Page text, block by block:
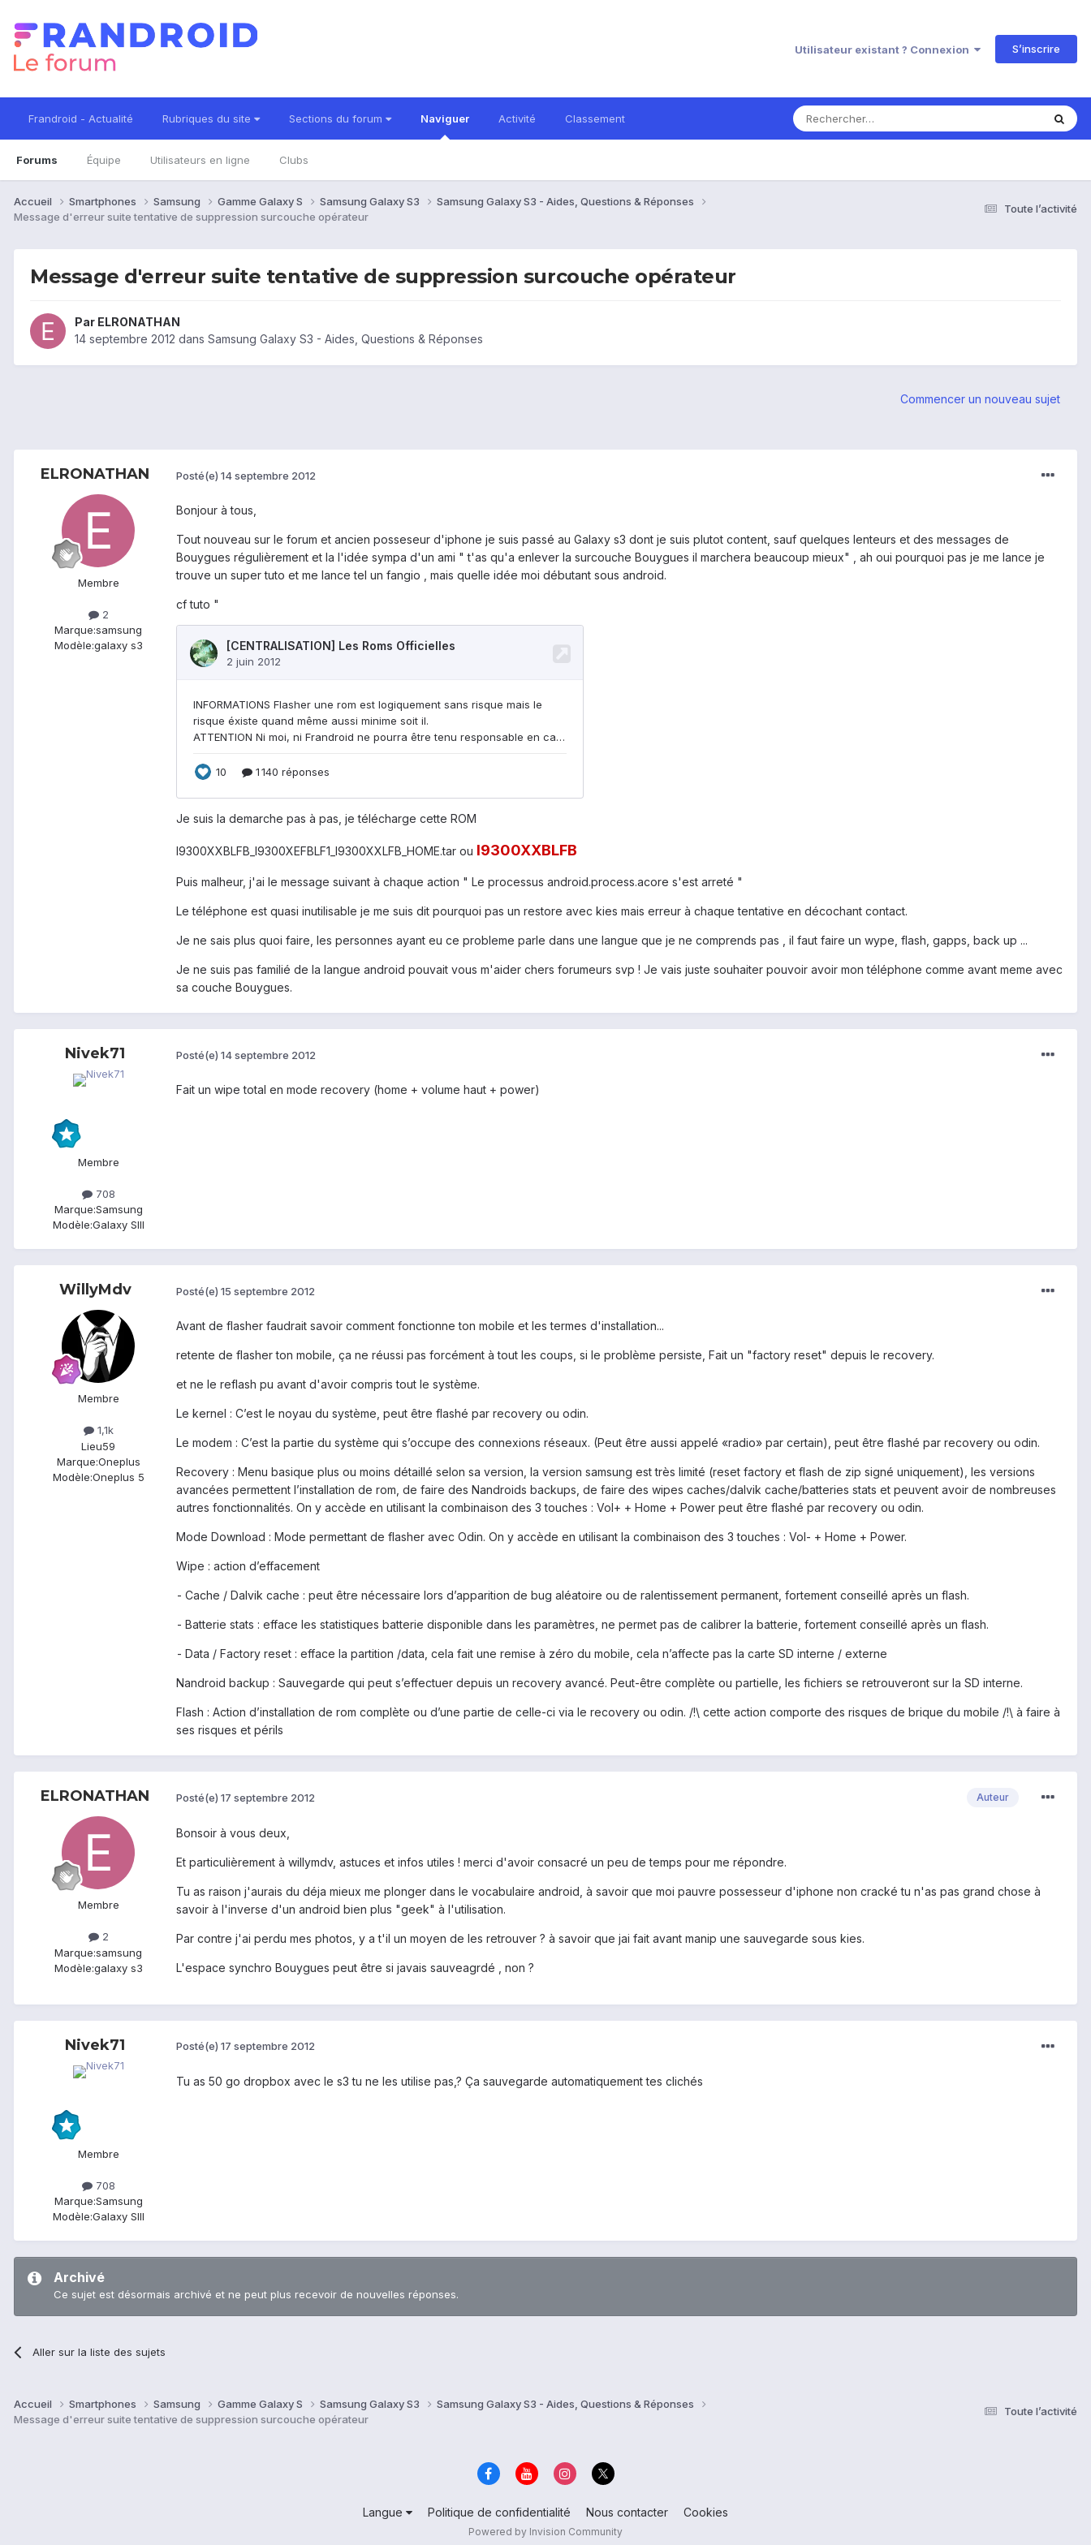
Utilisateur existant ? Connexion S’inscrire
Frandroid - Actualité Rubriques du site Sections du forum Naviguer
Forums Équipe Utilisateurs en ligne Clubs
Activité Classement
Toute l’activité
Accueil Smartphones Samsung Gamme Galaxy S Samsung Galaxy S3
Samsung Galaxy S3 - Aides, Questions & Réponses
Message d'erreur suite tentative de suppression surcouche opérateur
Message d'erreur suite tentative de suppression surcouche opérateur
Par ELRONATHAN
14 septembre 2012 dans Samsung Galaxy S3 - Aides, Questions & Réponses
Commencer un nouveau sujet
ELRONATHAN
Membre
2
Marque:samsung
Modèle:galaxy s3
Posté(e) 14 septembre 2012
Bonjour à tous,
Tout nouveau sur le forum et ancien posseseur d'iphone je suis passé au Galaxy s3 dont je suis plutot content, sauf quelques lenteurs et des messages de
Bouygues régulièrement et la l'idée sympa d'un ami " t'as qu'a enlever la surcouche Bouygues il marchera beaucoup mieux" , ah oui pourquoi pas je me lance je
trouve un super tuto et me lance tel un fangio , mais quelle idée moi débutant sous android.
cf tuto "
Je suis la demarche pas à pas, je télécharge cette ROM
I9300XXBLFB_I9300XEFBLF1_I9300XXLFB_HOME.tar ou I9300XXBLFB
Puis malheur, j'ai le message suivant à chaque action " Le processus android.process.acore s'est arreté "
Le téléphone est quasi inutilisable je me suis dit pourquoi pas un restore avec kies mais erreur à chaque tentative en décochant contact.
Je ne sais plus quoi faire, les personnes ayant eu ce probleme parle dans une langue que je ne comprends pas , il faut faire un wype, flash, gapps, back up ...
Je ne suis pas familié de la langue android pouvait vous m'aider chers forumeurs svp ! Je vais juste souhaiter pouvoir avoir mon téléphone comme avant meme avec
sa couche Bouygues.
Nivek71
Membre
708
Marque:Samsung
Modèle:Galaxy SIII
Posté(e) 14 septembre 2012
Fait un wipe total en mode recovery (home + volume haut + power)
WillyMdv
Membre
1,1k
Lieu59
Marque:Oneplus
Modèle:Oneplus 5
Posté(e) 15 septembre 2012
Avant de flasher faudrait savoir comment fonctionne ton mobile et les termes d'installation...
retente de flasher ton mobile, ça ne réussi pas forcément à tout les coups, si le problème persiste, Fait un "factory reset" depuis le recovery.
et ne le reflash pu avant d'avoir compris tout le système.
Le kernel : C’est le noyau du système, peut être flashé par recovery ou odin.
Le modem : C’est la partie du système qui s’occupe des connexions réseaux. (Peut être aussi appelé «radio» par certain), peut être flashé par recovery ou odin.
Recovery : Menu basique plus ou moins détaillé selon sa version, la version samsung est très limité (reset factory et flash de zip signé uniquement), les versions
avancées permettent l’installation de rom, de faire des Nandroids backups, de faire des wipes caches/dalvik cache/batteries stats et peuvent avoir de nombreuses
autres fonctionnalités. On y accède en utilisant la combinaison des 3 touches : Vol+ + Home + Power peut être flashé par recovery ou odin.
Mode Download : Mode permettant de flasher avec Odin. On y accède en utilisant la combinaison des 3 touches : Vol- + Home + Power.
Wipe : action d’effacement
- Cache / Dalvik cache : peut être nécessaire lors d’apparition de bug aléatoire ou de ralentissement permanent, fortement conseillé après un flash.
- Batterie stats : efface les statistiques batterie disponible dans les paramètres, ne permet pas de calibrer la batterie, fortement conseillé après un flash.
- Data / Factory reset : efface la partition /data, cela fait une remise à zéro du mobile, cela n’affecte pas la carte SD interne / externe
Nandroid backup : Sauvegarde qui peut s’effectuer depuis un recovery avancé. Peut-être complète ou partielle, les fichiers se retrouveront sur la SD interne.
Flash : Action d’installation de rom complète ou d’une partie de celle-ci via le recovery ou odin. /!\ cette action comporte des risques de brique du mobile /!\ à faire à
ses risques et périls
ELRONATHAN
Membre
2
Marque:samsung
Modèle:galaxy s3
Auteur
Posté(e) 17 septembre 2012
Bonsoir à vous deux,
Et particulièrement à willymdv, astuces et infos utiles ! merci d'avoir consacré un peu de temps pour me répondre.
Tu as raison j'aurais du déja mieux me plonger dans le vocabulaire android, à savoir que moi pauvre possesseur d'iphone non cracké tu n'as pas grand chose à
savoir à l'inverse d'un android bien plus "geek" à l'utilisation.
Par contre j'ai perdu mes photos, y a t'il un moyen de les retrouver ? à savoir que jai fait avant manip une sauvegarde sous kies.
L'espace synchro Bouygues peut être si javais sauveagrdé , non ?
Nivek71
Membre
708
Marque:Samsung
Modèle:Galaxy SIII
Posté(e) 17 septembre 2012
Tu as 50 go dropbox avec le s3 tu ne les utilise pas,? Ça sauvegarde automatiquement tes clichés
Archivé
Ce sujet est désormais archivé et ne peut plus recevoir de nouvelles réponses.
Aller sur la liste des sujets
Toute l’activité
Accueil Smartphones Samsung Gamme Galaxy S Samsung Galaxy S3
Samsung Galaxy S3 - Aides, Questions & Réponses
Message d'erreur suite tentative de suppression surcouche opérateur
Langue Politique de confidentialité Nous contacter Cookies
Powered by Invision Community